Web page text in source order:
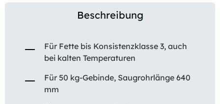
Beschreibung
Für Fette bis Konsistenzklasse 3, auch
bei kalten Temperaturen
Für 50 kg-Gebinde, Saugrohrlänge 640
mm